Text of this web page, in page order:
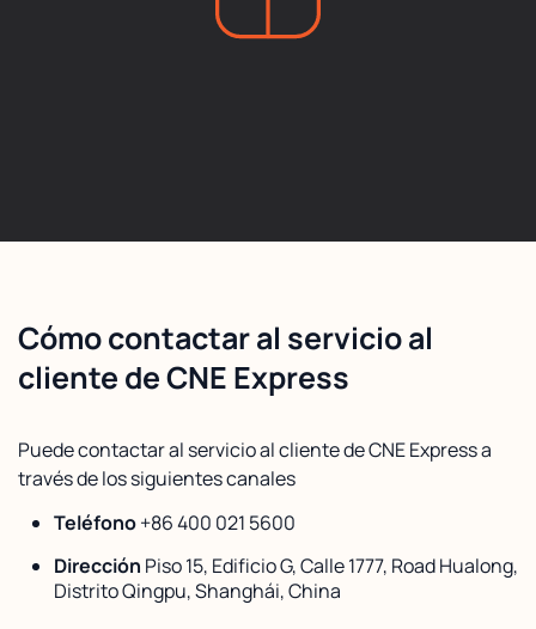
Cómo contactar al servicio al
cliente de CNE Express
Puede contactar al servicio al cliente de CNE Express a
través de los siguientes canales
Teléfono+86 400 021 5600
Dirección Piso 15, Edificio G, Calle 1777, Road Hualong,
Distrito Qingpu, Shanghái, China